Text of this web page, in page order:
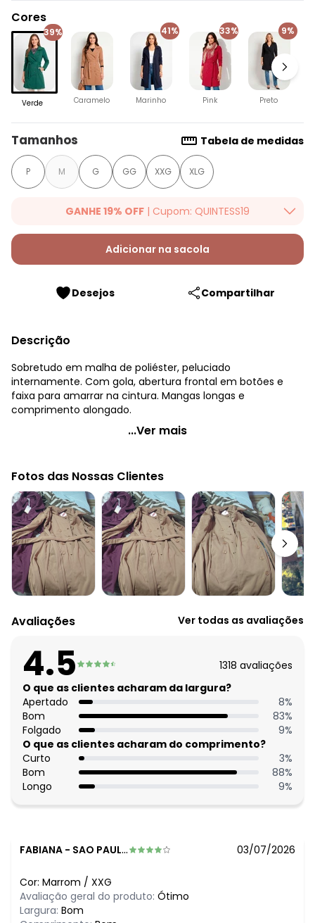
Cores
39%
Verde Caramelo
41%
Marinho
33%
Pink
9%
Preto
Tamanhos Tabela de medidas
P M G GG XXG XLG
GANHE 19% OFF | Cupom: QUINTESS19
Ganhe 19% OFF Extra em qualquer valor, usando o cupom:
QUINTESS19. Válido para toda loja Quintess, até 07/08/2026.
Adicionar na sacola
Desejos Compartilhar
Descrição
Sobretudo em malha de poliéster, peluciado
internamente. Com gola, abertura frontal em botões e
faixa para amarrar na cintura. Mangas longas e
comprimento alongado.
Quintess - Sobretudo Alongado Verde com Faixa e
Código do produto: 3452977
Modelagem: Solto
Comprimento da manga: Longa
Comprimento: Alongado
Cinto: No mesmo tecido
Complemento: Recorte anatômico
Fechamento: Botão
Tecido: Moletom com pelúcia
Composição: Conforme imagem etiqueta
O preço apresentado abaixo é o menor oferecido em
agosto/2026
N/D*
julho/2026 R$ 125,99
junho/2026
maio/2026 R$ 170,99
abril/2026 R$ 180,99
março/2026 N/D*
fevereiro/2026
...Ver mais
Fotos das Nossas Clientes
Avaliações Ver todas as avaliações
4.5 1318 avaliações
O que as clientes acharam da largura?
Apertado
8%
Bom
83%
Folgado
9%
O que as clientes acharam do comprimento?
Curto
3%
Bom
88%
Longo
9%
FABIANA - SAO PAULO - SP 03/07/2026
Cor: Marrom / XXG
Avaliação geral do produto: Ótimo
Largura: Bom